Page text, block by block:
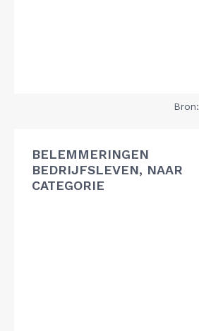
Bron:
BELEMMERINGEN
BEDRIJFSLEVEN, NAAR
CATEGORIE